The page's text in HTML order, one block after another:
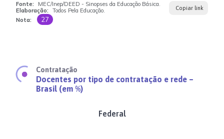
Fonte:
MEC/Inep/DEED - Sinopses da Educação Básica.
Elaboração:
Todos Pela Educação.
Nota:
27
Copiar link
Contratação
Docentes por tipo de contratação e rede –
Brasil (em %)
Federal